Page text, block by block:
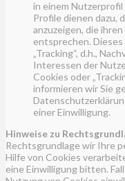
in einem
Profile dienen dazu,
anzuzeigen, die
entsprechen.
„Tracking“, d.h.,
Interessen der
Cookies oder
informieren wir Sie
einer Einwilligung.
Hinweise zu
Rechtsgrundlage wir Ihre
Hilfe von Cookies
eine Einwilligung bitten.